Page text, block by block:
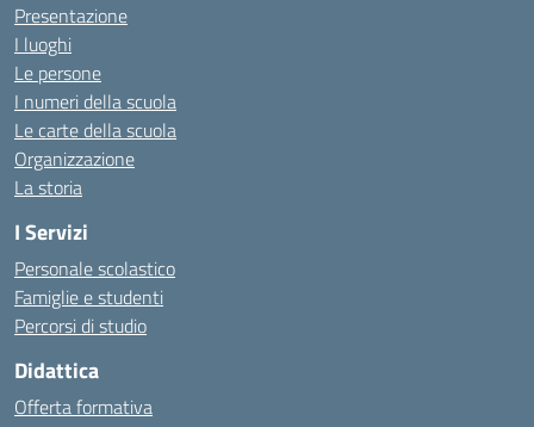
Presentazione
I luoghi
Le persone
I numeri della scuola
Le carte della scuola
Organizzazione
La storia
I Servizi
Personale scolastico
Famiglie e studenti
Percorsi di studio
Didattica
Offerta formativa